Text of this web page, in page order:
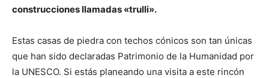
construcciones llamadas «trulli».
Estas casas de piedra con techos cónicos son tan únicas
que han sido declaradas Patrimonio de la Humanidad por
la UNESCO. Si estás planeando una visita a este rincón